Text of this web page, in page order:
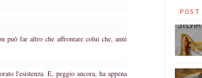
può far altro che affrontare colui che, anni
l'esistenza. E, peggio ancora, ha appena
POST